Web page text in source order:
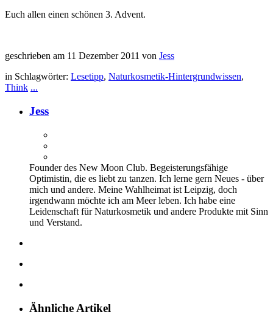
Euch allen einen schönen 3. Advent.
geschrieben am 11 Dezember 2011 von Jess
in Schlagwörter: Lesetipp, Naturkosmetik-Hintergrundwissen,
Think ...
Jess
Founder des New Moon Club. Begeisterungsfähige
Optimistin, die es liebt zu tanzen. Ich lerne gern Neues - über
mich und andere. Meine Wahlheimat ist Leipzig, doch
irgendwann möchte ich am Meer leben. Ich habe eine
Leidenschaft für Naturkosmetik und andere Produkte mit Sinn
und Verstand.
Ähnliche Artikel